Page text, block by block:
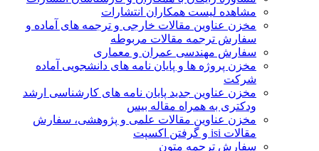
مشاهده لیست همکاران انتشارات
مخزن عناوین مقالات خارجی و ترجمه های آماده و
سفارش ترجمه مقالات مربوطه
سفارش مهندسی عمران و معماری
مخزن پروژه ها و پایان نامه های دانشجویی آماده
شرکت
مخزن عناوین جدید پایان نامه های کارشناسی ارشد
ودکتری به همراه مقاله بیس
مخزن عناوین مقالات علمی و پژوهشی، سفارش
مقالات isi و گرفتن اکسپت
سفارش ترجمه متون